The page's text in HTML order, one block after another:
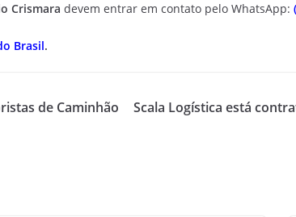
Crismara devem entrar em contato pelo WhatsApp:
Brasil.
de Caminhão
Scala Logística está